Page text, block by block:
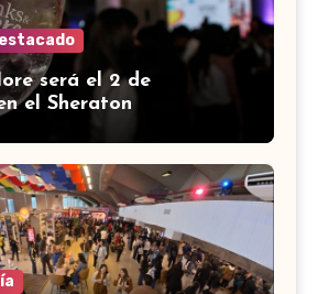
será el 2 de
el Sheraton